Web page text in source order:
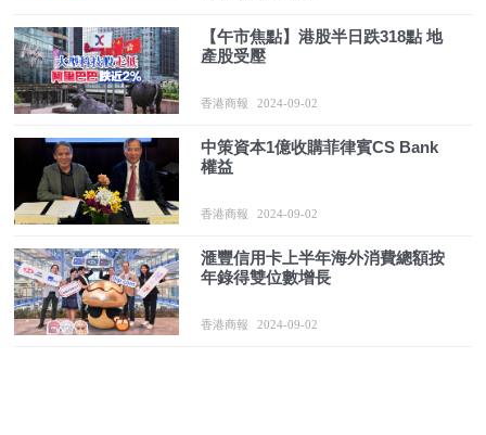
【午市焦點】港股半日跌318點 地
產股受壓
香港商報 2024-09-02
中策資本1億收購菲律賓CS Bank
權益
香港商報 2024-09-02
滙豐信用卡上半年海外消費總額按
年錄得雙位數增長
香港商報 2024-09-02